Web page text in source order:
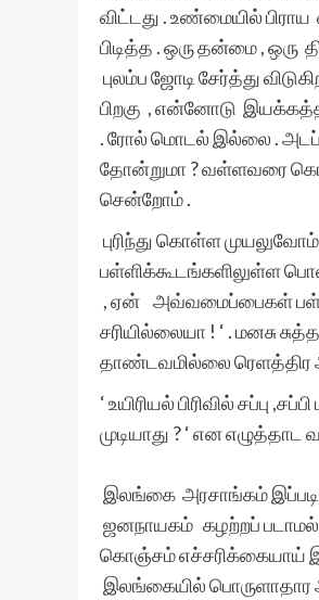
விட்டது . உண்மையில்
பிடித்த . ஒரு தன்மை , ஒரு
புலம்ப​ ஜோடி சேர்த்து
பிறகு , என்னோடு
. ரோல் மொடல் இல்லை . அடப்
தோன்றுமா ? வள்ளவரை
சென்றோம் .
புரிந்து கொள்ள
பள்ளிக்கூடங்களிலுள்ள​
, ​ஏன்​ ​அவ்வமைப்பைகள்
சரியில்லையா ! ‘ . மனசு
தாண்டவமில்லை ரெளத்திர​
‘ உயிரியல் பிரிவில் சப்பு
முடியாது ? ‘ என​
இலங்கை அரசாங்கம்
ஜனநாயகம் கழற்றப்
கொஞ்சம் எச்சரிக்கையாய்
இலங்கையில் பொருளாதார​